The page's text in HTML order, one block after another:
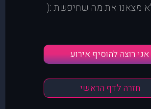
מצאנו את מה שחיפשת :(
אני רוצה להוסיף אירוע
חזרה לדף הראשי